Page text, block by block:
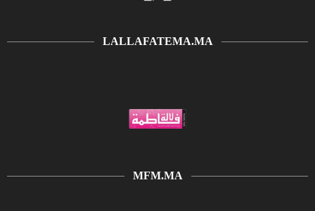
LALLAFATEMA.MA
MFM.MA